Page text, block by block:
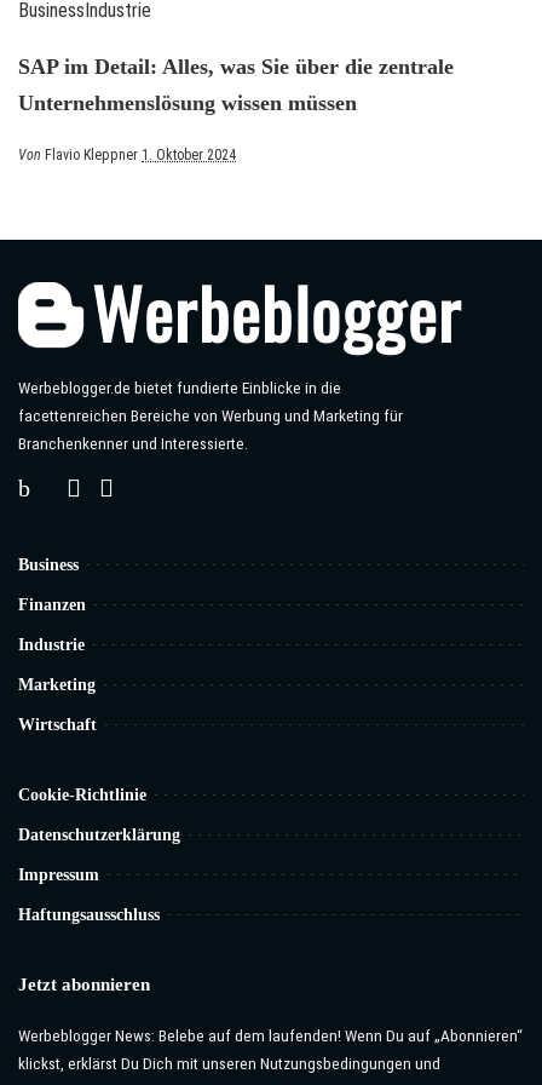
BusinessIndustrie
SAP im Detail: Alles, was Sie über die zentrale
Unternehmenslösung wissen müssen
Posted
Von Flavio Kleppner 1. Oktober 2024
Werbeblogger.de bietet fundierte Einblicke in die
facettenreichen Bereiche von Werbung und Marketing für
Branchenkenner und Interessierte.
Business
Finanzen
Industrie
Marketing
Wirtschaft
Cookie-Richtlinie
Datenschutzerklärung
Impressum
Haftungsausschluss
Jetzt abonnieren
Werbeblogger News: Belebe auf dem laufenden! Wenn Du auf „Abonnieren“
klickst, erklärst Du Dich mit unseren Nutzungsbedingungen und